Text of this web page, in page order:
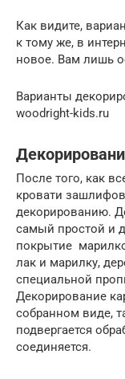
Как видите,
к тому же, в
новое. Вам лишь
Варианты
woodright-kids.ru
После того, как
кровати
декорированию.
самый простой и
покрытие
лак и марилку,
специальной
Декорирование
собранном виде,
подвергается
соединяется.